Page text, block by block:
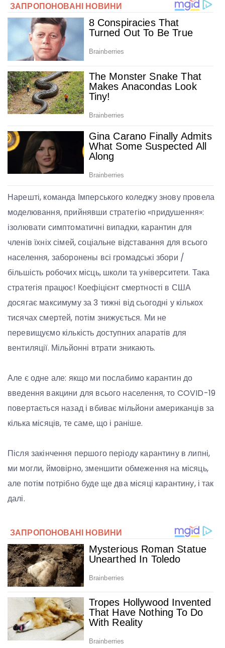
Нарешті, команда Імперського коледжу знову провела
моделювання, прийнявши стратегію «придушення»:
ізолювати симптоматичні випадки, карантин для
членів їхніх сімей, соціальне відставання для всього
населення, заборонены всі громадські збори /
більшість робочих місць, школи та університети. Така
стратегія працює! Коефіцієнт смертності в США
досягає максимуму за 3 тижні від сьогодні у кількох
тисячах смертей, потім знижується. Ми не
перевищуємо кількість доступних апаратів для
вентиляції. Мільйонні втрати зникають.
Але є одне але: якщо ми послабимо карантин до
введення вакцини для всього населення, то COVID-19
повертається назад і вбиває мільйони американців за
кілька місяців, те саме, що і раніше.
Після закінчення першого періоду карантину в липні,
ми могли, ймовірно, зменшити обмеження на місяць,
але потім потрібно буде ще два місяці карантину, і так
далі.